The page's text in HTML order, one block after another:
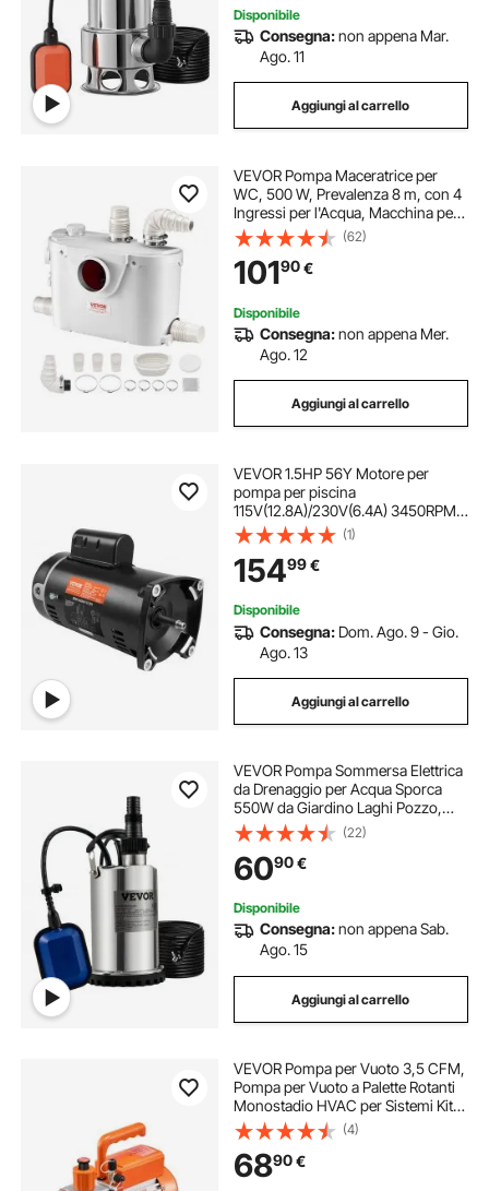
Disponibile
Consegna:non appena Mar.
Ago. 11
Aggiungi al carrello
VEVOR Pompa Maceratrice per
WC, 500 W, Prevalenza 8 m, con 4
Ingressi per l'Acqua, Macchina per
lo Smaltimento delle Acque Reflue
per WC, Seminterrato, Doccia,
Lavandino, Lavanderia
(62)
10190€
Disponibile
Consegna:non appena Mer.
Ago. 12
Aggiungi al carrello
VEVOR 1.5HP 56Y Motore per
pompa per piscina
115V(12.8A)/230V(6.4A) 3450RPM
Fattore di lavoro 1.1 Condensatore
90μF/250V Flangia quadrata
Motore sostitutivo rotante in senso
antiorario per piscine
(1)
15499€
Disponibile
Consegna: Dom. Ago. 9 - Gio.
Ago. 13
Aggiungi al carrello
VEVOR Pompa Sommersa Elettrica
da Drenaggio per Acqua Sporca
550W da Giardino Laghi Pozzo,
Elettropompa a Immersione per
Drenaggio di Acque Sporche Nere
Scure 1,5A 550W per Piscina
Giardino Pozzetto
(22)
6090€
Disponibile
Consegna:non appena Sab.
Ago. 15
Aggiungi al carrello
VEVOR Pompa per Vuoto 3,5 CFM,
Pompa per Vuoto a Palette Rotanti
Monostadio HVAC per Sistemi Kit
Pompa per Vuoto AC per Auto con
Contenitore per Olio per
Manutenzione Aria Condizionata da
Veicoli
(4)
6890€